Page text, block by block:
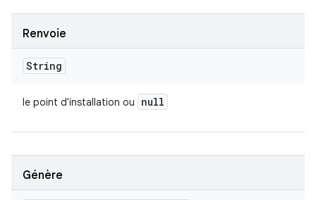
Renvoie
String
le point d'installation ou null
Génère